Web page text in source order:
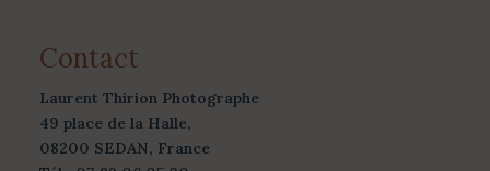
Contact
Laurent Thirion Photographe
49 place de la Halle,
08200 SEDAN, France